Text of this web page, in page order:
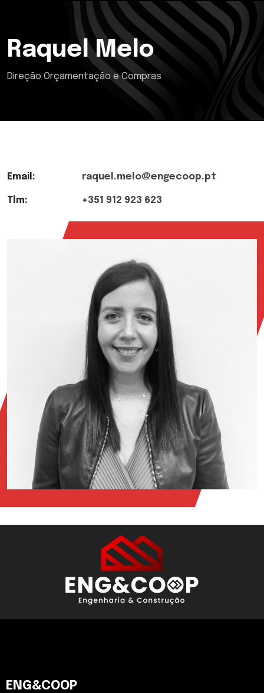
Raquel Melo
Direção Orçamentação e Compras
Email: raquel.melo@engecoop.pt
Tlm: +351 912 923 623
ENG&COOP